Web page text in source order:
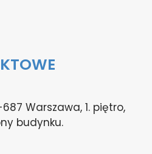
Warszawa, 1. piętro,
budynku.